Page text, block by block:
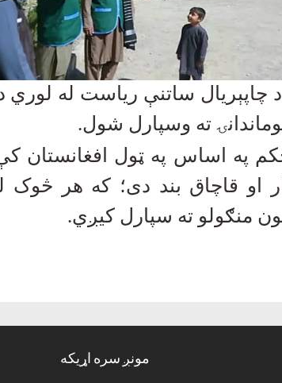
ساتنې ریاست له لوري د
ته وسپارل شول.
حکم په اساس په ټول افغانستان
او قاچاق بند دی؛ که هر
منګولو ته سپارل کيږي.
مونږ سره اړیکه